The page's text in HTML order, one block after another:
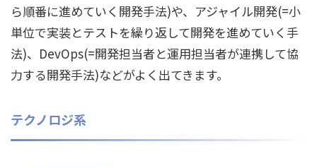
ら順番に進めていく開発手法)や、アジャイル開発(=小
単位で実装とテストを繰り返して開発を進めていく手
法)、DevOps(=開発担当者と運用担当者が連携して協
力する開発手法)などがよく出てきます。
テクノロジ系